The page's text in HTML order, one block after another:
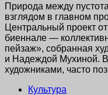
Природа между
взглядом в главном
Центральный проект
биеннале —
пейзаж», собранная
и Надеждой Мухиной.
художниками, часто
Культура